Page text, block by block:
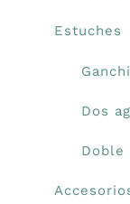
Estuches
Dos
Doble